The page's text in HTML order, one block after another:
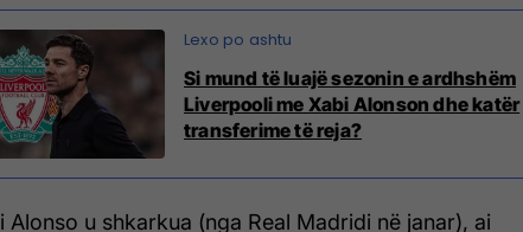
Si mund të luajë sezonin e ardhshëm
Liverpooli me Xabi Alonson dhe katër
transferime të reja?
Alonso u shkarkua (nga Real Madridi në janar), ai